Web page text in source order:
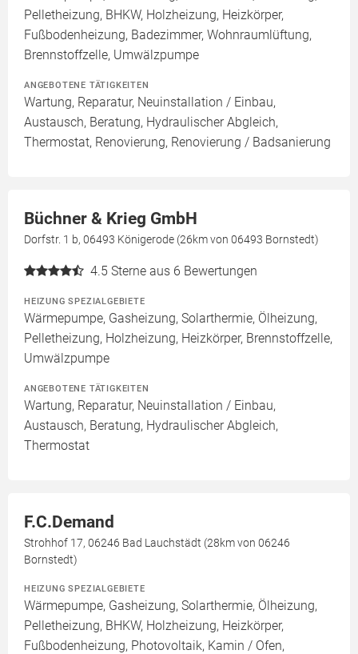
Pelletheizung, BHKW, Holzheizung, Heizkörper,
Fußbodenheizung, Badezimmer, Wohnraumlüftung,
Brennstoffzelle, Umwälzpumpe
ANGEBOTENE TÄTIGKEITEN
Wartung, Reparatur, Neuinstallation / Einbau,
Austausch, Beratung, Hydraulischer Abgleich,
Thermostat, Renovierung, Renovierung / Badsanierung
Büchner & Krieg GmbH
Dorfstr. 1 b, 06493 Königerode (26km von 06493 Bornstedt)
4.5 Sterne aus 6 Bewertungen
HEIZUNG SPEZIALGEBIETE
Wärmepumpe, Gasheizung, Solarthermie, Ölheizung,
Pelletheizung, Holzheizung, Heizkörper, Brennstoffzelle,
Umwälzpumpe
ANGEBOTENE TÄTIGKEITEN
Wartung, Reparatur, Neuinstallation / Einbau,
Austausch, Beratung, Hydraulischer Abgleich,
Thermostat
F.C.Demand
Strohhof 17, 06246 Bad Lauchstädt (28km von 06246
Bornstedt)
HEIZUNG SPEZIALGEBIETE
Wärmepumpe, Gasheizung, Solarthermie, Ölheizung,
Pelletheizung, BHKW, Holzheizung, Heizkörper,
Fußbodenheizung, Photovoltaik, Kamin / Ofen,